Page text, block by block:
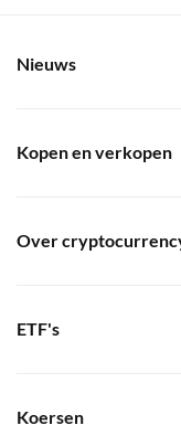
Nieuws
Kopen en verkopen
Over
ETF's
Koersen